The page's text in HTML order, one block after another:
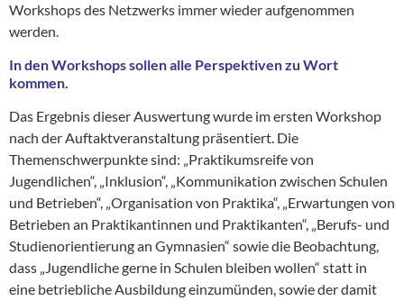
Workshops des Netzwerks immer wieder aufgenommen
werden.
In den Workshops sollen alle Perspektiven zu Wort
kommen.
Das Ergebnis dieser Auswertung wurde im ersten Workshop
nach der Auftaktveranstaltung präsentiert. Die
Themenschwerpunkte sind: „Praktikumsreife von
Jugendlichen“, „Inklusion“, „Kommunikation zwischen Schulen
und Betrieben“, „Organisation von Praktika“, „Erwartungen von
Betrieben an Praktikantinnen und Praktikanten“, „Berufs- und
Studienorientierung an Gymnasien“ sowie die Beobachtung,
dass „Jugendliche gerne in Schulen bleiben wollen“ statt in
eine betriebliche Ausbildung einzumünden, sowie der damit